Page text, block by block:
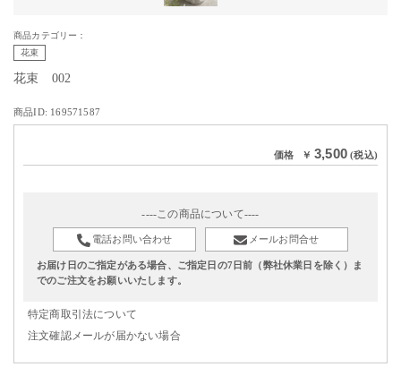
商品カテゴリー：
花束
花束 002
商品ID: 169571587
価格 ￥ 3,500 (税込)
----この商品について----
電話お問い合わせ メールお問合せ
お届け日のご指定がある場合、ご指定日の7日前（弊社休業日を除く）ま
でのご注文をお願いいたします。
特定商取引法について
注文確認メールが届かない場合